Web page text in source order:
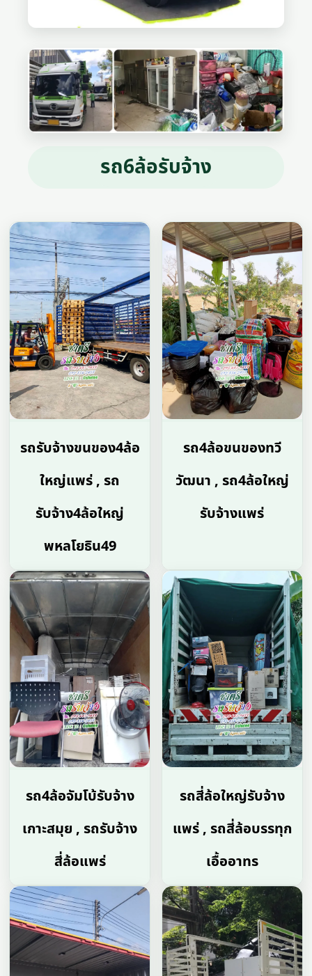
รถ6ล้อรับจ้าง
รถรับจ้างขนของ4ล้อ
ใหญ่แพร่ , รถ
รับจ้าง4ล้อใหญ่
พหลโยธิน49
รถ4ล้อขนของทวี
วัฒนา , รถ4ล้อใหญ่
รับจ้างแพร่
รถ4ล้อจัมโบ้รับจ้าง
เกาะสมุย , รถรับจ้าง
สี่ล้อแพร่
รถสี่ล้อใหญ่รับจ้าง
แพร่ , รถสี่ล้อบรรทุก
เอื้ออาทร